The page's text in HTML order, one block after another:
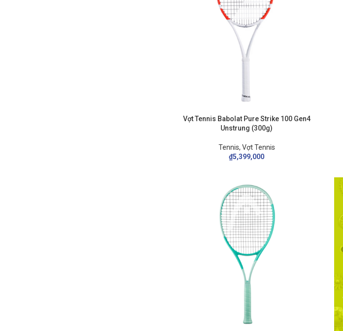
Vợt Tennis Babolat Pure Strike 100 Gen4
Unstrung (300g)
Tennis, Vợt Tennis
₫5,399,000